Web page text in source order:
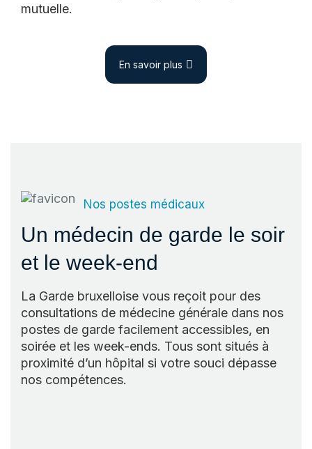
mutuelle.
En savoir plus
Nos postes médicaux
Un médecin de garde le soir
et le week-end
La Garde bruxelloise vous reçoit pour des
consultations de médecine générale dans nos
postes de garde facilement accessibles, en
soirée et les week-ends. Tous sont situés à
proximité d’un hôpital si votre souci dépasse
nos compétences.